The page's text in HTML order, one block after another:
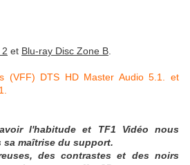
et Blu-ray Disc Zone B
(VFF) DTS HD Master Audio 5.1. et
l'habitude et TF1 Vidéo nous
maîtrise du support.
des contrastes et des noirs